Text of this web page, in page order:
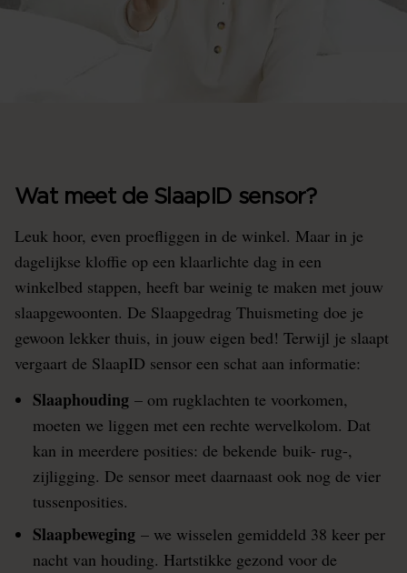
Wat meet de SlaapID sensor?
Leuk hoor, even proefliggen in de winkel. Maar in je
dagelijkse kloffie op een klaarlichte dag in een
winkelbed stappen, heeft bar weinig te maken met jouw
slaapgewoonten. De Slaapgedrag Thuismeting doe je
gewoon lekker thuis, in jouw eigen bed! Terwijl je slaapt
vergaart de SlaapID sensor een schat aan informatie:
Slaaphouding – om rugklachten te voorkomen,
moeten we liggen met een rechte wervelkolom. Dat
kan in meerdere posities: de bekende buik- rug-,
zijligging. De sensor meet daarnaast ook nog de vier
tussenposities.
Slaapbeweging – we wisselen gemiddeld 38 keer per
nacht van houding. Hartstikke gezond voor de